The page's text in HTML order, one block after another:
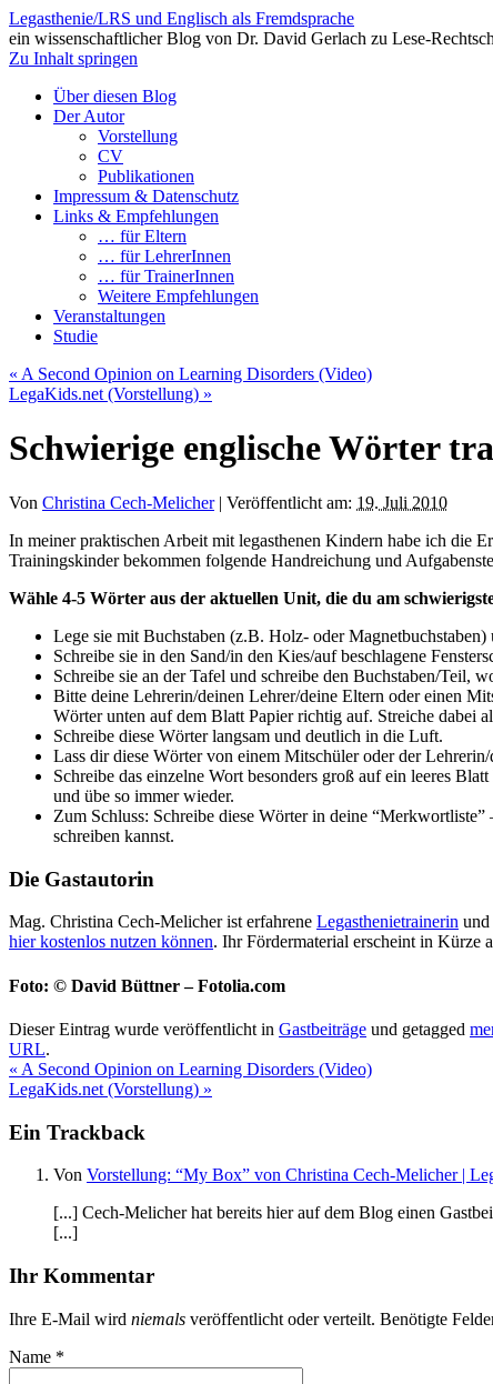
Legasthenie/LRS und Englisch als Fremdsprache
ein wissenschaftlicher Blog von Dr. David Gerlach zu Lese-
Zu Inhalt springen
Über diesen Blog
Der Autor
Vorstellung
CV
Publikationen
Impressum & Datenschutz
Links & Empfehlungen
… für Eltern
… für LehrerInnen
… für TrainerInnen
Weitere Empfehlungen
Veranstaltungen
Studie
« A Second Opinion on Learning Disorders (Video)
LegaKids.net (Vorstellung) »
Schwierige englische Wörter
Von Christina Cech-Melicher| Veröffentlicht am: 19. Juli 2010
In meiner praktischen Arbeit mit legasthenen Kindern habe ich die
Trainingskinder bekommen folgende Handreichung und
Wähle 4-5 Wörter aus der aktuellen Unit, die du am
Lege sie mit Buchstaben (z.B. Holz- oder
Schreibe sie in den Sand/in den Kies/auf beschlagene
Schreibe sie an der Tafel und schreibe den Buchstaben/Teil,
Bitte deine Lehrerin/deinen Lehrer/deine Eltern oder einen
Wörter unten auf dem Blatt Papier richtig auf. Streiche dabei
Schreibe diese Wörter langsam und deutlich in die Luft.
Lass dir diese Wörter von einem Mitschüler oder der
Schreibe das einzelne Wort besonders groß auf ein leeres
und übe so immer wieder.
Zum Schluss: Schreibe diese Wörter in deine
schreiben kannst.
Die Gastautorin
Mag. Christina Cech-Melicher ist erfahrene Legasthenietrainerin und
hier kostenlos nutzen können. Ihr Fördermaterial erscheint in Kürze
Foto: © David Büttner – Fotolia.com
Dieser Eintrag wurde veröffentlicht in Gastbeiträge und getagged
URL.
« A Second Opinion on Learning Disorders (Video)
LegaKids.net (Vorstellung) »
Ein Trackback
Von Vorstellung: “My Box” von Christina Cech-Melicher |
[...] Cech-Melicher hat bereits hier auf dem Blog einen
[...]
Ihr Kommentar
Ihre E-Mail wird niemals veröffentlicht oder verteilt. Benötigte
Name *